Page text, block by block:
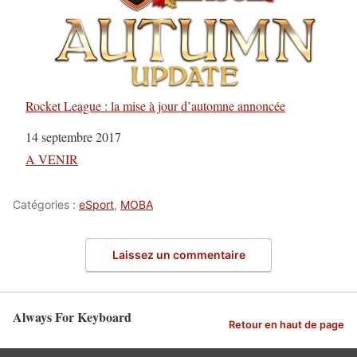
Rocket League : la mise à jour d’automne annoncée
Date
14 septembre 2017
Par rapport à
A VENIR
Catégories : eSport, MOBA
Laissez un commentaire
Always For Keyboard Retour en haut de page